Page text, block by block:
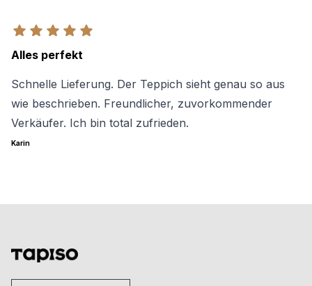
Alles perfekt
Schnelle Lieferung. Der Teppich sieht genau so aus
wie beschrieben. Freundlicher, zuvorkommender
Verkäufer. Ich bin total zufrieden.
Karin